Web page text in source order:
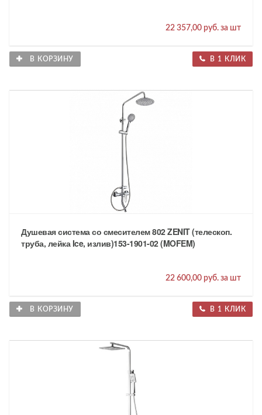
22 357,00 руб. за шт
В КОРЗИНУ В 1 КЛИК
Душевая система со смесителем 802 ZENIT (телескоп.
труба, лейка Ice, излив)153-1901-02 (MOFEM)
22 600,00 руб. за шт
В КОРЗИНУ В 1 КЛИК